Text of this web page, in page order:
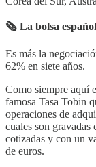
🗞 La bolsa
Es más la
62% en siete años.
Como siempre aquí
famosa Tasa Tobin
operaciones de
cuales son gravadas
cotizadas y con un
de euros.